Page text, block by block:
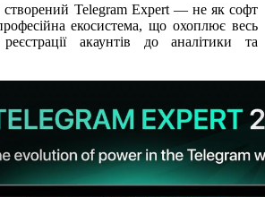
створений Telegram Expert — не як софт
екосистема, що охоплює весь
акаунтів до аналітики та